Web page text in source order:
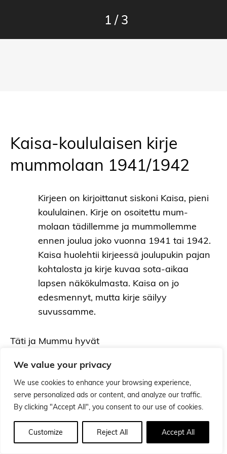
We value your privacy
We use cookies to enhance your browsing experience,
serve personalized ads or content, and analyze our traffic.
By clicking "Accept All", you consent to our use of cookies.
Customize Reject All Accept All
1 / 3
Kaisa-koululaisen kirje
mummolaan 1941/1942
Kirjeen on kirjoittanut siskoni Kaisa, pieni
koululainen. Kirje on osoitettu mum-
molaan tädillemme ja mummollemme
ennen joulua joko vuonna 1941 tai 1942.
Kaisa huolehtii kirjeessä joulupukin pajan
kohtalosta ja kirje kuvaa sota-aikaa
lapsen näkökulmasta. Kaisa on jo
edesmennyt, mutta kirje säilyy
suvussamme.
Täti ja Mummu hyvät
Minäkin kirjoitan nyt mummulaan kun olen jo
koululainen ja osaan kirjoittaa. Nyt ei minulla ole
koulua. Ei sunkaan Mai- rella ja Pentilläkään ole
koulua. Kyllä minä tulen taas pian mummulaan
ja tuon sukset mukanani että saan laskea alas
sieltä perunamaasta. Kyllähän minä siitä